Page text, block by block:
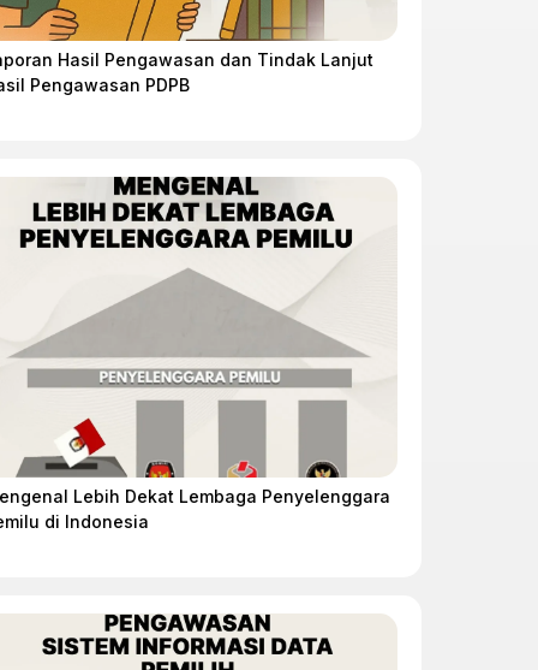
Hasil Pengawasan dan Tindak Lanjut
Pengawasan PDPB
Lebih Dekat Lembaga Penyelenggara
di Indonesia